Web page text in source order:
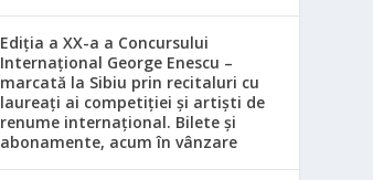
Ediția a XX-a a Concursului
Internațional George Enescu –
marcată la Sibiu prin recitaluri cu
laureați ai competiției și artiști de
renume internațional. Bilete și
abonamente, acum în vânzare